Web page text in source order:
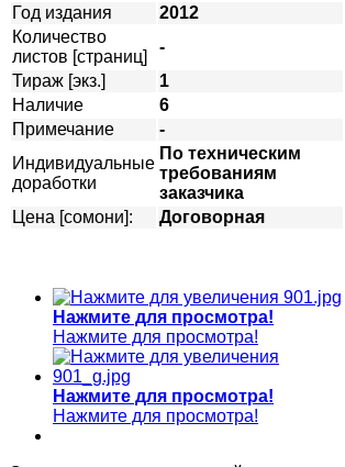
Год издания
2012
Количество
листов [страниц]
-
Тираж [экз.]
1
Наличие
6
Примечание
-
Индивидуальные
доработки
По техническим
требованиям
заказчика
Цена [сомони]:
Договорная
Нажмите для просмотра!
Нажмите для просмотра!
Нажмите для просмотра!
Нажмите для просмотра!